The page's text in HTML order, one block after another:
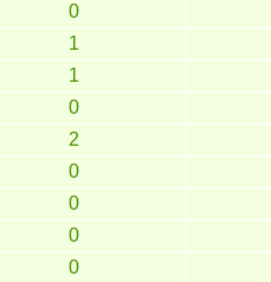
0
1
1
0
2
0
0
0
0